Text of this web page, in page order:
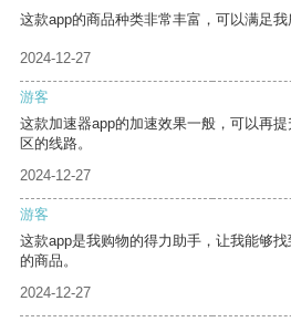
这款app的商品种类非常丰富，可以满足我
2024-12-27
游客
这款加速器app的加速效果一般，可以再
区的线路。
2024-12-27
游客
这款app是我购物的得力助手，让我能够
的商品。
2024-12-27